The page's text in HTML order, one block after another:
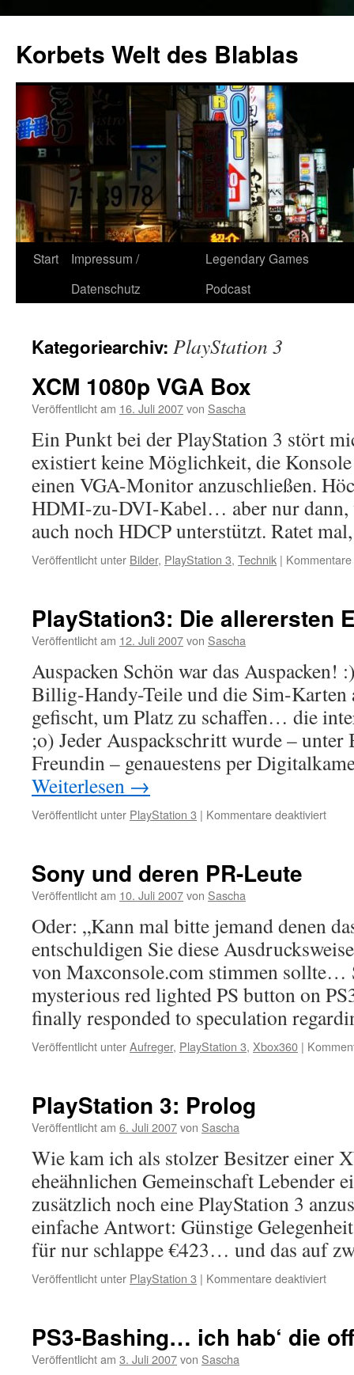
springen
Korbets Welt des Blablas
Start
Impressum /
Datenschutz
Legendary Games
Podcast
Kategoriearchiv: PlayStation 3
XCM 1080p VGA Box
Veröffentlicht am 16. Juli 2007von Sascha
Ein Punkt bei der PlayStation 3 stört
existiert keine Möglichkeit, die
einen VGA-Monitor anzuschließen.
HDMI-zu-DVI-Kabel… aber nur dann,
auch noch HDCP unterstützt. Ratet
Veröffentlicht unter Bilder, PlayStation 3, Technik |
PlayStation3: Die allerersten
Veröffentlicht am 12. Juli 2007von Sascha
Auspacken Schön war das Auspacken!
Billig-Handy-Teile und die Sim-Karten
gefischt, um Platz zu schaffen… die
;o) Jeder Auspackschritt wurde –
Freundin – genauestens per
Weiterlesen →
Veröffentlicht unter PlayStation 3 | Kommentare deaktiviertfür
Sony und deren PR-Leute
Veröffentlicht am 10. Juli 2007von Sascha
Oder: „Kann mal bitte jemand denen
entschuldigen Sie diese
von Maxconsole.com stimmen sollte…
mysterious red lighted PS button on
finally responded to speculation
Veröffentlicht unterAufreger, PlayStation 3, Xbox360 |
PlayStation 3: Prolog
Veröffentlicht am 6. Juli 2007von Sascha
Wie kam ich als stolzer Besitzer einer
eheähnlichen Gemeinschaft Lebender
zusätzlich noch eine PlayStation 3
einfache Antwort: Günstige
für nur schlappe €423… und das auf
Veröffentlicht unter PlayStation 3 | Kommentare deaktiviertfür
PS3-Bashing… ich hab‘ die
Veröffentlicht am 3. Juli 2007von Sascha